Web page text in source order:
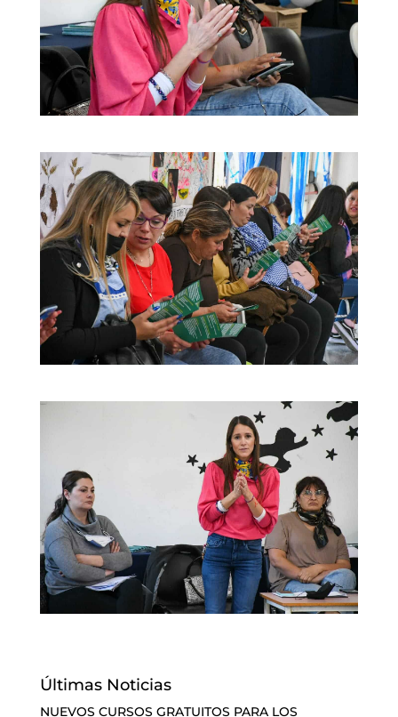
Últimas Noticias
NUEVOS CURSOS GRATUITOS PARA LOS